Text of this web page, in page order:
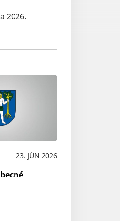
2026.
23. JÚN 2026